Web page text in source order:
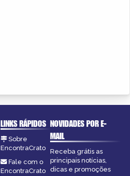
LINKS RÁPIDOS
Sobre
EncontraCrato
Fale com o
EncontraCrato
NOVIDADES POR E-
MAIL
Receba grátis as
principais notícias,
dicas e promoções